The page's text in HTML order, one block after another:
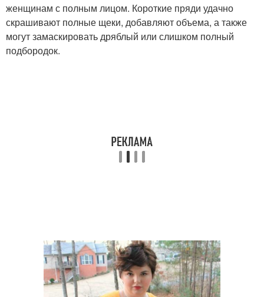
лица
лица
Стрижки для полных
женщин
Стильные стрижки
женщинам с полным лицом. Короткие пряди удачно
скрашивают полные щеки, добавляют объема, а также
могут замаскировать дряблый или слишком полный
подбородок.